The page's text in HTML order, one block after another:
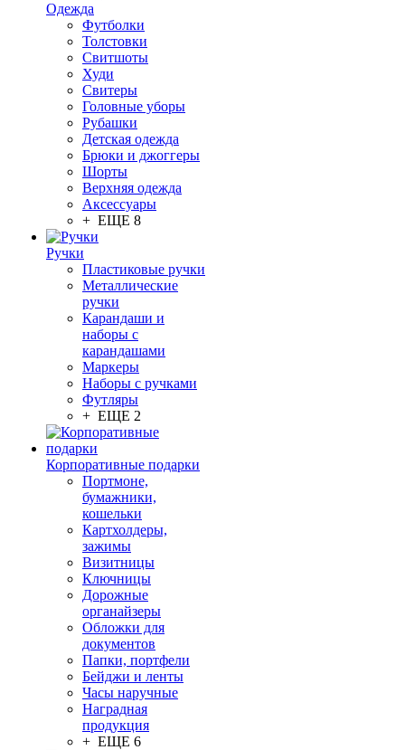
Одежда
Футболки
Толстовки
Свитшоты
Худи
Свитеры
Головные уборы
Рубашки
Детская одежда
Брюки и джоггеры
Шорты
Верхняя одежда
Аксессуары
+ ЕЩЕ 8
Ручки
Пластиковые ручки
Металлические
ручки
Карандаши и
наборы с
карандашами
Маркеры
Наборы с ручками
Футляры
+ ЕЩЕ 2
Корпоративные подарки
Портмоне,
бумажники,
кошельки
Картхолдеры,
зажимы
Визитницы
Ключницы
Дорожные
органайзеры
Обложки для
документов
Папки, портфели
Бейджи и ленты
Часы наручные
Наградная
продукция
+ ЕЩЕ 6